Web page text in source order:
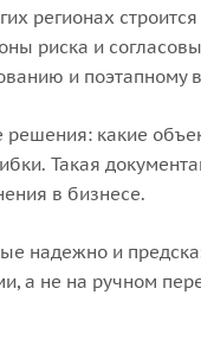
регионах
риска и
и поэтапному
какие
Такая
в бизнесе.
надежно и
а не на ручном